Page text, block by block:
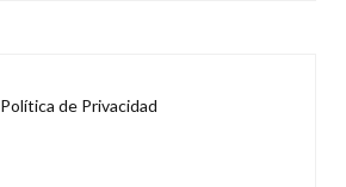
Política de Privacidad